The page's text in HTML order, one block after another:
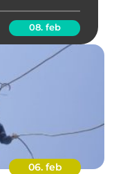
08. feb
06. feb